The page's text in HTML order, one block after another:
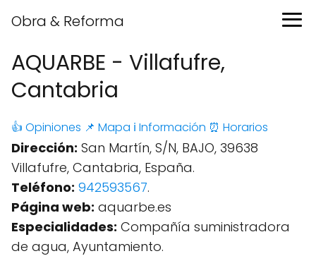
Obra & Reforma
AQUARBE - Villafufre,
Cantabria
👍 Opiniones 📌 Mapa ℹ️ Información ⏰ Horarios
Dirección: San Martín, S/N, BAJO, 39638
Villafufre, Cantabria, España.
Teléfono: 942593567.
Página web: aquarbe.es
Especialidades: Compañía suministradora
de agua, Ayuntamiento.